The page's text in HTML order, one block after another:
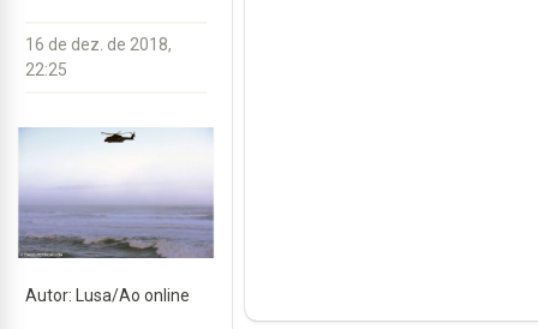
16 de dez. de 2018,
22:25
Autor: Lusa/Ao online